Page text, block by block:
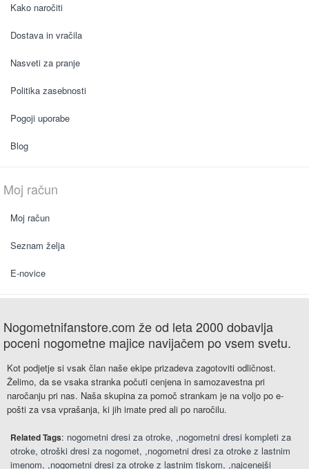
Kako naročiti
Dostava in vračila
Nasveti za pranje
Politika zasebnosti
Pogoji uporabe
Blog
Moj račun
Moj račun
Seznam želja
E-novice
Nogometnifanstore.com že od leta 2000 dobavlja
poceni nogometne majice navijačem po vsem svetu.
Kot podjetje si vsak član naše ekipe prizadeva zagotoviti odličnost.
Želimo, da se vsaka stranka počuti cenjena in samozavestna pri
naročanju pri nas. Naša skupina za pomoč strankam je na voljo po e-
pošti za vsa vprašanja, ki jih imate pred ali po naročilu.
Related Tags: nogometni dresi za otroke ,nogometni dresi kompleti za
otroke otroški dresi za nogomet ,nogometni dresi za otroke z lastnim
imenom ,nogometni dresi za otroke z lastnim tiskom ,najcenejši